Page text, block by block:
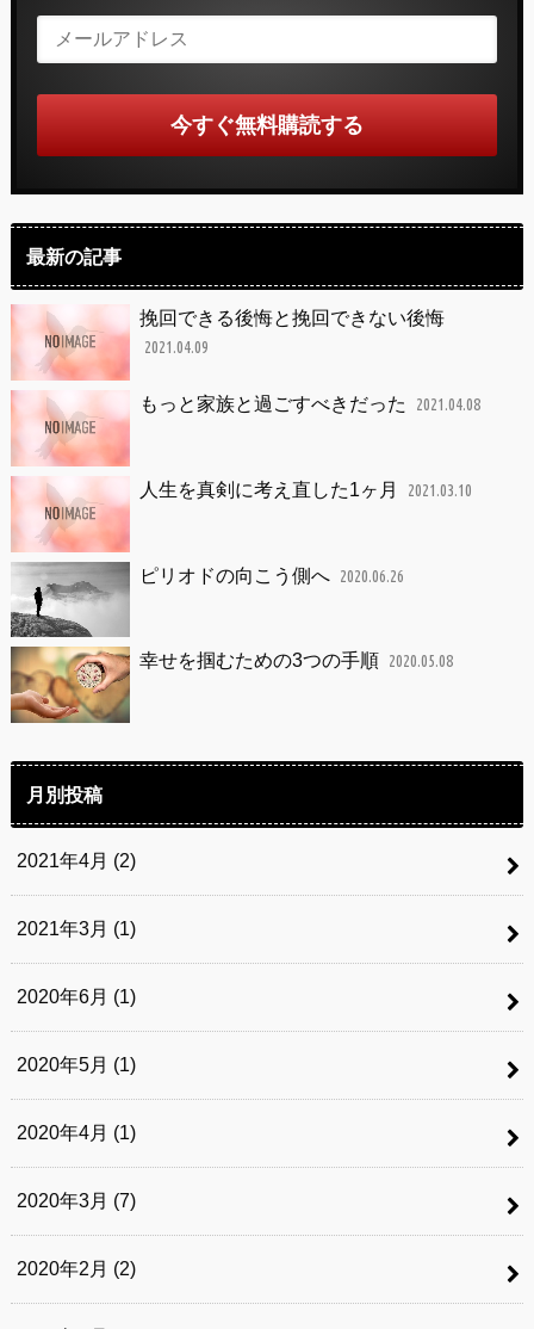
最新の記事
挽回できる後悔と挽回できない後悔
2021.04.09
もっと家族と過ごすべきだった 2021.04.08
人生を真剣に考え直した1ヶ月 2021.03.10
ピリオドの向こう側へ 2020.06.26
幸せを掴むための3つの手順 2020.05.08
月別投稿
2021年4月 (2)
2021年3月 (1)
2020年6月 (1)
2020年5月 (1)
2020年4月 (1)
2020年3月 (7)
2020年2月 (2)